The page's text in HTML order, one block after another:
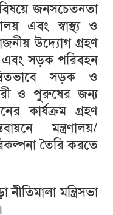
বিষয়ে জনসচেতনতা
এবং স্বাস্থ্য ও
উদ্যোগ গ্রহণ
এবং সড়ক পরিবহন
সড়ক ও
ও পুরুষের জন্য
কার্যক্রম গ্রহণ
মন্ত্রণালয়/
তৈরি করতে
মন্ত্রিসভা